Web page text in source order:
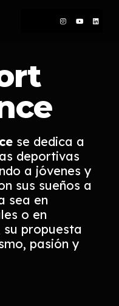
se dedica a
deportivas
a jóvenes y
sus sueños a
sea en
o en
propuesta
pasión y